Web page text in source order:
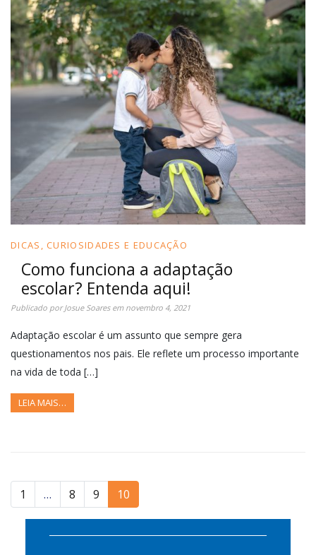
DICAS, CURIOSIDADES E EDUCAÇÃO
Como funciona a adaptação
escolar? Entenda aqui!
Publicado porJosue Soaresem novembro 4, 2021
Adaptação escolar é um assunto que sempre gera
questionamentos nos pais. Ele reflete um processo importante
na vida de toda […]
LEIA MAIS…
1 … 8 9 10